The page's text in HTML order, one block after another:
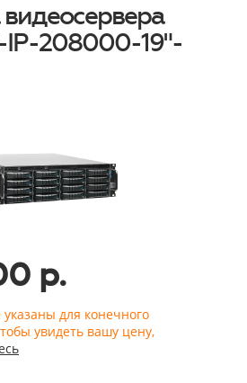
IP-208000-19"-
р.
для конечного
увидеть вашу цену,